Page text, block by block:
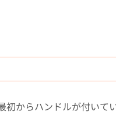
初からハンドルが付いて